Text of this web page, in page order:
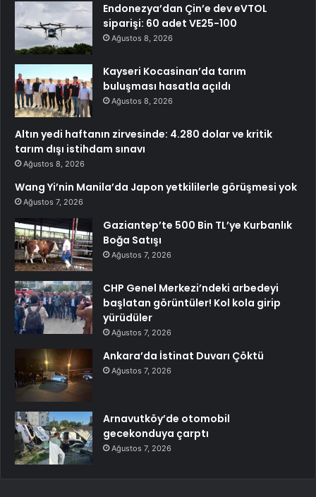
Endonezya’dan Çin’e dev eVTOL
siparişi: 60 adet VE25-100
Ağustos 8, 2026
Kayseri Kocasinan’da tarım
buluşması hasatla açıldı
Ağustos 8, 2026
Altın yedi haftanın zirvesinde: 4.280 dolar ve kritik
tarım dışı istihdam sınavı
Ağustos 8, 2026
Wang Yi’nin Manila’da Japon yetkililerle görüşmesi yok
Ağustos 7, 2026
Gaziantep’te 500 Bin TL’ye Kurbanlık
Boğa Satışı
Ağustos 7, 2026
CHP Genel Merkezi’ndeki arbedeyi
başlatan görüntüler! Kol kola girip
yürüdüler
Ağustos 7, 2026
Ankara’da İstinat Duvarı Çöktü
Ağustos 7, 2026
Arnavutköy’de otomobil
gecekonduya çarptı
Ağustos 7, 2026